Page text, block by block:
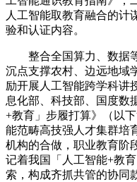
人工智能取教育融合的计
验和认证内容。
整合全国算力、数据等
沉点支撑农村、边远地域
励开展人工智能跨学科讲
息化部、科技部、国度数
+教育」步履打算》（以
能范畴高技强人才集群培
机构的合做，职业教育阶
记着我国「人工智能+教
索，构成齐抓共管的协同